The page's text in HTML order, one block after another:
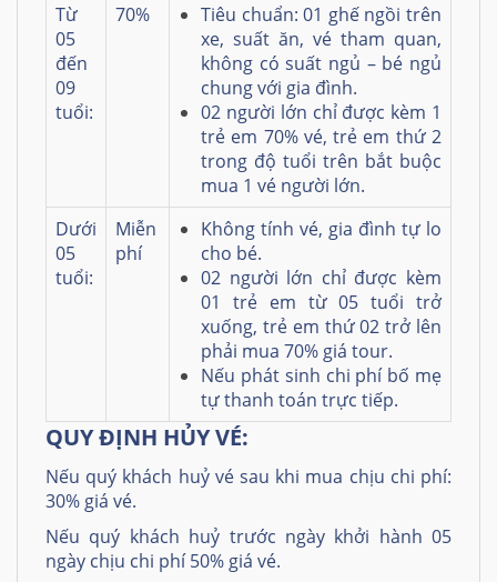
Từ
05
đến
09
tuổi:
70%
Tiêu chuẩn: 01 ghế ngồi trên
xe, suất ăn, vé tham quan,
không có suất ngủ – bé ngủ
chung với gia đình.
02 người lớn chỉ được kèm 1
trẻ em 70% vé, trẻ em thứ 2
trong độ tuổi trên bắt buộc
mua 1 vé người lớn.
Dưới
05
tuổi:
Miễn
phí
Không tính vé, gia đình tự lo
cho bé.
02 người lớn chỉ được kèm
01 trẻ em từ 05 tuổi trở
xuống, trẻ em thứ 02 trở lên
phải mua 70% giá tour.
Nếu phát sinh chi phí bố mẹ
tự thanh toán trực tiếp.
QUY ĐỊNH HỦY VÉ:
Nếu quý khách huỷ vé sau khi mua chịu chi phí:
30% giá vé.
Nếu quý khách huỷ trước ngày khởi hành 05
ngày chịu chi phí 50% giá vé.